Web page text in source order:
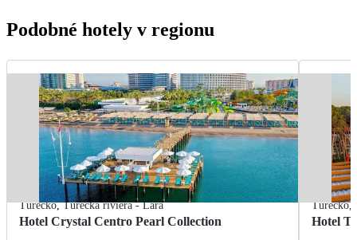
Podobné hotely v regionu
Turecko,Turecká riviéra - Lara
Hotel Crystal Centro Pearl Collection
Turecko,
Hotel